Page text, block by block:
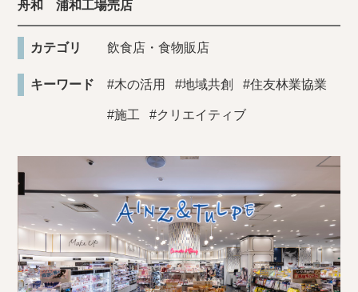
舟和 浦和工場売店
カテゴリ 飲食店・食物販店
キーワード #木の活用 #地域共創 #住友林業協業
#施工 #クリエイティブ